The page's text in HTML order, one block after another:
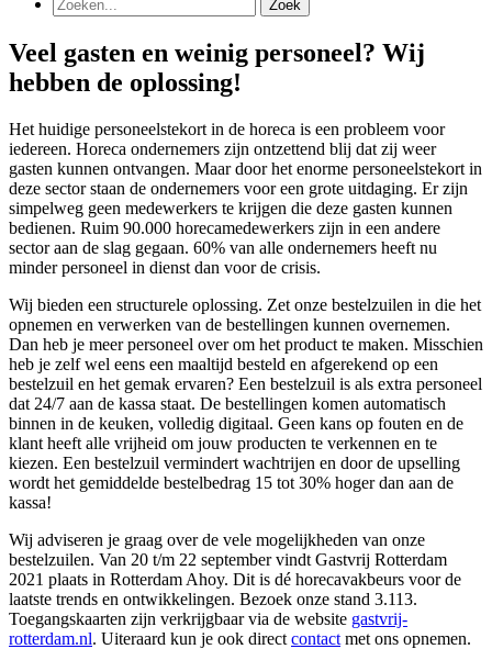
Veel gasten en weinig personeel? Wij
hebben de oplossing!
Het huidige personeelstekort in de horeca is een probleem voor
iedereen. Horeca ondernemers zijn ontzettend blij dat zij weer
gasten kunnen ontvangen. Maar door het enorme personeelstekort in
deze sector staan de ondernemers voor een grote uitdaging. Er zijn
simpelweg geen medewerkers te krijgen die deze gasten kunnen
bedienen. Ruim 90.000 horecamedewerkers zijn in een andere
sector aan de slag gegaan. 60% van alle ondernemers heeft nu
minder personeel in dienst dan voor de crisis.
Wij bieden een structurele oplossing. Zet onze bestelzuilen in die het
opnemen en verwerken van de bestellingen kunnen overnemen.
Dan heb je meer personeel over om het product te maken. Misschien
heb je zelf wel eens een maaltijd besteld en afgerekend op een
bestelzuil en het gemak ervaren? Een bestelzuil is als extra personeel
dat 24/7 aan de kassa staat. De bestellingen komen automatisch
binnen in de keuken, volledig digitaal. Geen kans op fouten en de
klant heeft alle vrijheid om jouw producten te verkennen en te
kiezen. Een bestelzuil vermindert wachtrijen en door de upselling
wordt het gemiddelde bestelbedrag 15 tot 30% hoger dan aan de
kassa!
Wij adviseren je graag over de vele mogelijkheden van onze
bestelzuilen. Van 20 t/m 22 september vindt Gastvrij Rotterdam
2021 plaats in Rotterdam Ahoy. Dit is dé horecavakbeurs voor de
laatste trends en ontwikkelingen. Bezoek onze stand 3.113.
Toegangskaarten zijn verkrijgbaar via de website gastvrij-
rotterdam.nl. Uiteraard kun je ook direct contact met ons opnemen.